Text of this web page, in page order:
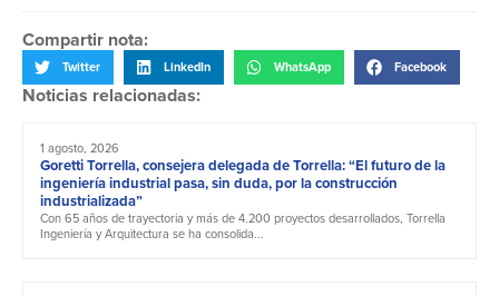
Compartir nota:
Twitter LinkedIn WhatsApp Facebook
Noticias relacionadas:
1 agosto, 2026
Goretti Torrella, consejera delegada de Torrella: “El futuro de la
ingeniería industrial pasa, sin duda, por la construcción
industrializada”
Con 65 años de trayectoria y más de 4.200 proyectos desarrollados, Torrella
Ingeniería y Arquitectura se ha consolida...